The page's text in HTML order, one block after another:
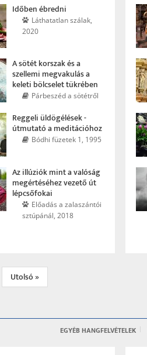
Időben ébredni
Láthatatlan szálak,
2020
A sötét korszak és a
szellemi megvakulás a
keleti bölcselet tükrében
Párbeszéd a sötétről
Reggeli üldögélések -
útmutató a meditációhoz
Bódhi füzetek 1, 1995
Az illúziók mint a valóság
megértéséhez vezető út
lépcsőfokai
Előadás a zalaszántói
sztúpánál, 2018
Utolsó
oldal
Utolsó »
EGYÉB HANGFELVÉTELEK